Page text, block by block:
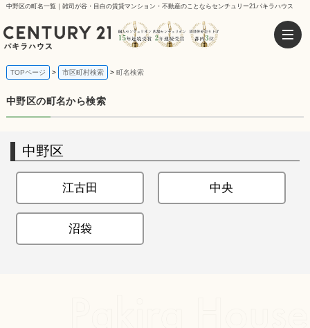
中野区の町名一覧｜雑司が谷・目白の賃貸マンション・不動産のことならセンチュリー21パキラハウス
TOPページ 市区町村検索 町名検索
中野区の町名から検索
中野区
江古田 中央
沼袋